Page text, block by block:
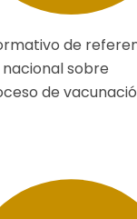
de
nacional sobre
de